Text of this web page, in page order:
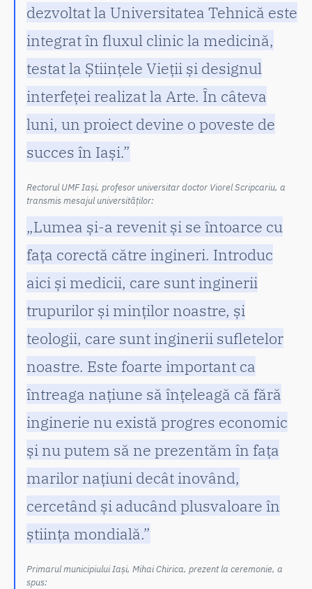
dezvoltat la Universitatea Tehnică este
integrat în fluxul clinic la medicină,
testat la Științele Vieții și designul
interfeței realizat la Arte. În câteva
luni, un proiect devine o poveste de
succes în Iași.”
Rectorul UMF Iași, profesor universitar doctor Viorel Scripcariu, a
transmis mesajul universităților:
„Lumea și-a revenit și se întoarce cu
fața corectă către ingineri. Introduc
aici și medicii, care sunt inginerii
trupurilor și minților noastre, și
teologii, care sunt inginerii sufletelor
noastre. Este foarte important ca
întreaga națiune să înțeleagă că fără
inginerie nu există progres economic
și nu putem să ne prezentăm în fața
marilor națiuni decât inovând,
cercetând și aducând plusvaloare în
știința mondială.”
Primarul municipiului Iași, Mihai Chirica, prezent la ceremonie, a
spus: